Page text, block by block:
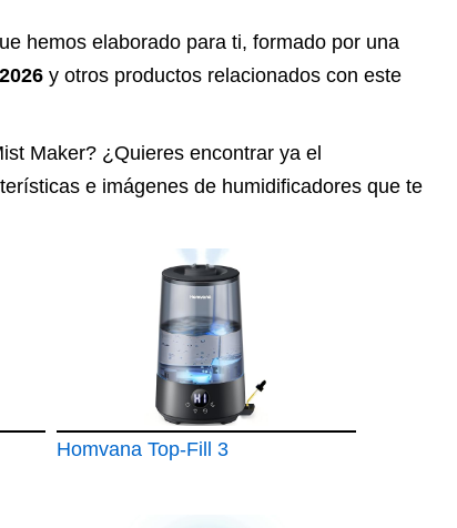
hemos elaborado para ti, formado por una
y otros productos relacionados con este
Maker? ¿Quieres encontrar ya el
e imágenes de humidificadores que te
Homvana Top-Fill 3